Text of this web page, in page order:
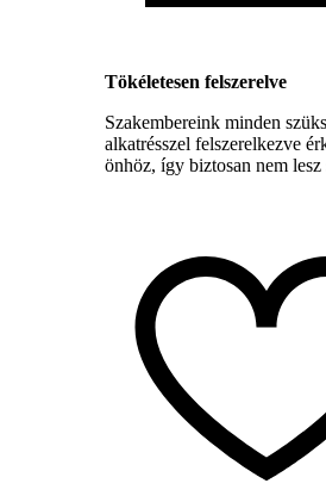
Tökéletesen felszerelve
Szakembereink minden
alkatrésszel felszerelkezve
önhöz, így biztosan nem lesz